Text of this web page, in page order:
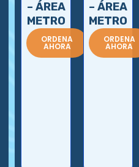
– ÁREA
METRO
ORDENA
AHORA
– ÁREA
METRO
ORDENA
AHORA